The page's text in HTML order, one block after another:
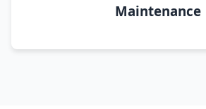
Maintenance